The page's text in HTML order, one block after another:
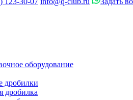
оборудование
дробилки
дробилка